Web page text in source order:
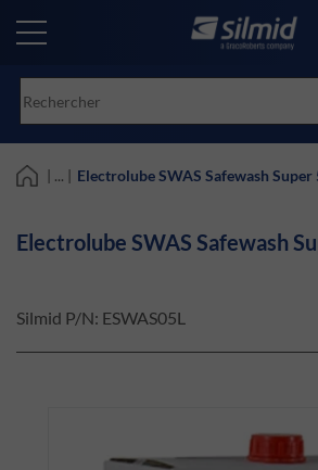
main
| ... | Electrolube SWAS Safewash
Electrolube SWAS Safewash
Silmid P/N: ESWAS05L